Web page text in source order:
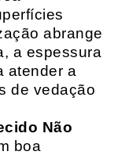
abrange
a espessura
atender a
de vedação
Não
boa